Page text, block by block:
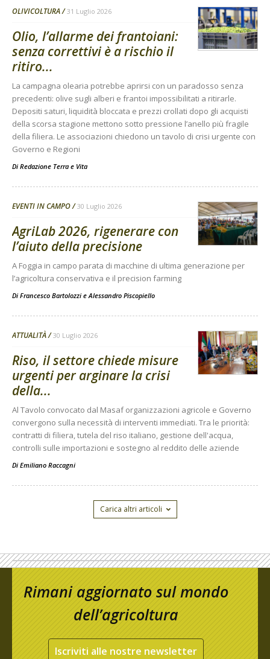
OLIVICOLTURA 31 Luglio 2026
Olio, l’allarme dei frantoiani:
senza correttivi è a rischio il
ritiro...
La campagna olearia potrebbe aprirsi con un paradosso senza
precedenti: olive sugli alberi e frantoi impossibilitati a ritirarle.
Depositi saturi, liquidità bloccata e prezzi crollati dopo gli acquisti
della scorsa stagione mettono sotto pressione l’anello più fragile
della filiera. Le associazioni chiedono un tavolo di crisi urgente con
Governo e Regioni
Di Redazione Terra e Vita
EVENTI IN CAMPO 30 Luglio 2026
AgriLab 2026, rigenerare con
l’aiuto della precisione
A Foggia in campo parata di macchine di ultima generazione per
l’agricoltura conservativa e il precision farming
Di Francesco Bartolozzi eAlessandro Piscopiello
ATTUALITÀ 30 Luglio 2026
Riso, il settore chiede misure
urgenti per arginare la crisi
della...
Al Tavolo convocato dal Masaf organizzazioni agricole e Governo
convergono sulla necessità di interventi immediati. Tra le priorità:
contratti di filiera, tutela del riso italiano, gestione dell'acqua,
controlli sulle importazioni e sostegno al reddito delle aziende
Di Emiliano Raccagni
Carica altri articoli
Rimani aggiornato sul mondo
dell’agricoltura
Iscriviti alle nostre newsletter